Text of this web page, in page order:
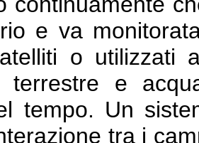
e va
o utilizzati
terrestre e
tempo. Un
tra i